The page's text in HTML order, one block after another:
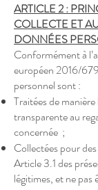
ARTICLE 2 :
COLLECTE ET
DONNÉES
Conformément à
européen 2016/
personnel sont :
Traitées de
transparente au
concernée ;
Collectées pour
Article 3.1 des
légitimes, et ne pas